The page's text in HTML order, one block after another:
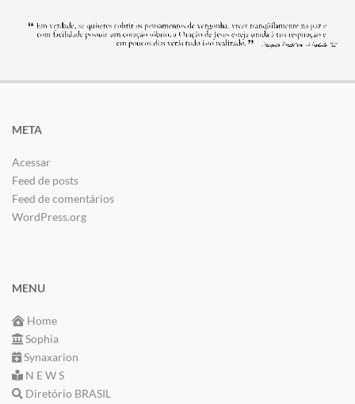
META
Acessar
Feed de posts
Feed de comentários
WordPress.org
MENU
Home
Sophia
Synaxarion
N E W S
Diretório BRASIL